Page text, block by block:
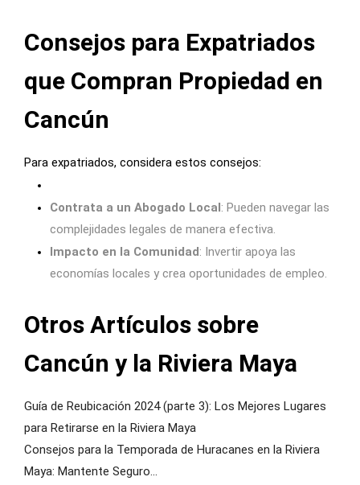
Consejos para Expatriados
que Compran Propiedad en
Cancún
Para expatriados, considera estos consejos:
Contrata a un Abogado Local : Pueden navegar las
complejidades legales de manera efectiva.
Impacto en la Comunidad : Invertir apoya las
economías locales y crea oportunidades de empleo.
Otros Artículos sobre
Cancún y la Riviera Maya
Guía de Reubicación 2024 (parte 3): Los Mejores Lugares
para Retirarse en la Riviera Maya
Consejos para la Temporada de Huracanes en la Riviera
Maya: Mantente Seguro...